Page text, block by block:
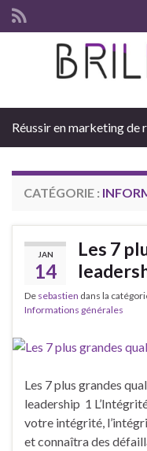
Search for:
Réussir en marketing de
CATÉGORIE :
JAN
14
Les 7
De sebastien dans la
Informations générales
Les 7 plus grandes
leadership 1
votre intégrité,
et connaîtra des